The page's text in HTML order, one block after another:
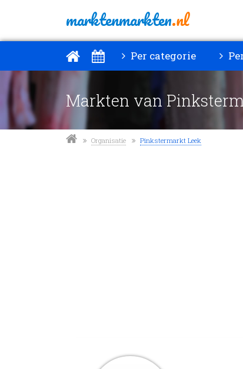
marktenmarkten.nl
Per categorie
Markten van
Organisatie Pinkstermarkt Leek